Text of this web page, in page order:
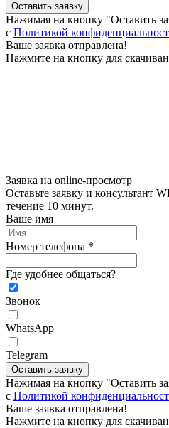
Оставить заявку
Нажимая на кнопку "Оставить
c Политикой
Ваше заявка отправлена!
Нажмите на кнопку для
Заявка на online-просмотр
Оставьте заявку и консультант
течение 10 минут.
Ваше имя
Номер телефона *
Где удобнее общаться?
Звонок
WhatsApp
Telegram
Оставить заявку
Нажимая на кнопку "Оставить
c Политикой
Ваше заявка отправлена!
Нажмите на кнопку для